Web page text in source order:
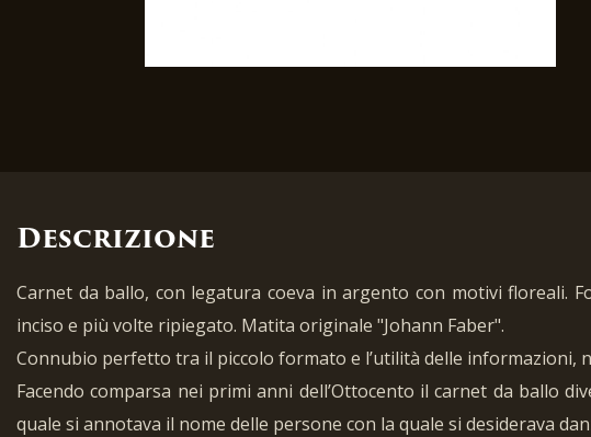
Descrizione
Carnet da ballo, con legatura coeva in argento con motivi floreali.
inciso e più volte ripiegato. Matita originale "Johann Faber".
Connubio perfetto tra il piccolo formato e l’utilità delle informazioni,
Facendo comparsa nei primi anni dell’Ottocento il carnet da ballo
quale si annotava il nome delle persone con la quale si desiderava